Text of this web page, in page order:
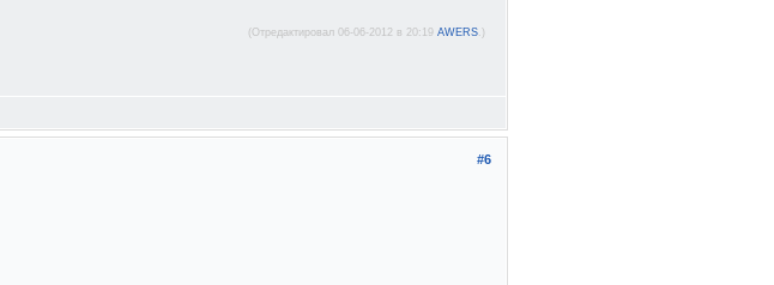
(Отредактировал 06-06-2012 в 20:19 AWERS.)
#6